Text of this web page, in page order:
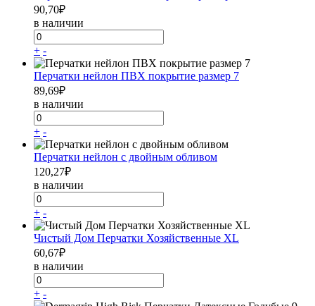
90,70₽
в наличии
+ -
Перчатки нейлон ПВХ покрытие размер 7
89,69₽
в наличии
+ -
Перчатки нейлон с двойным обливом
120,27₽
в наличии
+ -
Чистый Дом Перчатки Хозяйственные XL
60,67₽
в наличии
+ -